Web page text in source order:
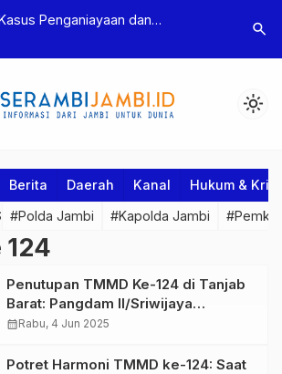
Penganiayaan dan
Tetapkan Dua Tersangka
Polres
Dua
search
light_mode
Berita Daerah Kanal Hukum &
#Polda Jambi #Kapolda Jambi
124
Penutupan TMMD Ke-124 di Tanjab
Barat: Pangdam II/Sriwijaya
Apresiasi Semangat Gotong Royong
calendar_monthRabu, 4 Jun 2025
Potret Harmoni TMMD ke-124: Saat